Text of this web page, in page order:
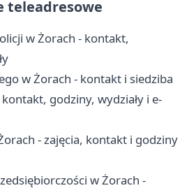
teleadresowe
w Żorach - kontakt,
w Żorach - kontakt i siedziba
godziny, wydziały i e-
- zajęcia, kontakt i godziny
w Żorach -